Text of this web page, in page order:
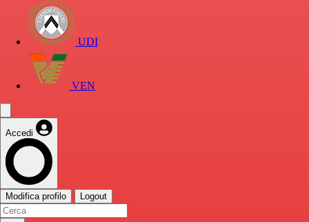
UDI
VEN
Accedi
Modifica profilo Logout